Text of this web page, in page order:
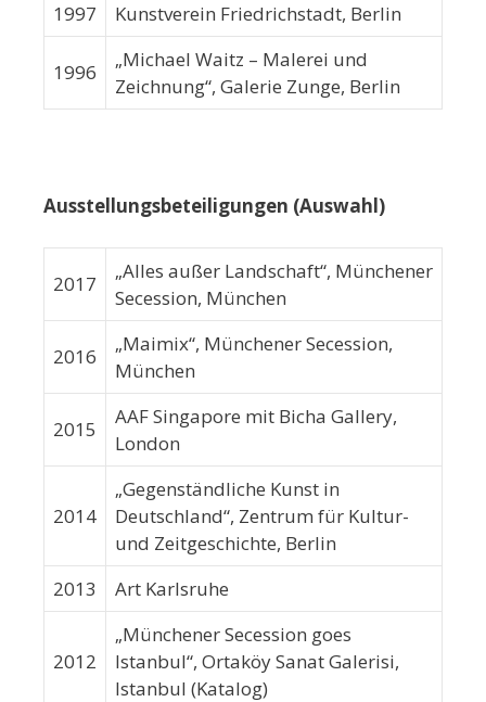
1997
Kunstverein Friedrichstadt, Berlin
1996
„Michael Waitz – Malerei und
Zeichnung“, Galerie Zunge, Berlin
Ausstellungsbeteiligungen (Auswahl)
2017
„Alles außer Landschaft“, Münchener
Secession, München
2016
„Maimix“, Münchener Secession,
München
2015
AAF Singapore mit Bicha Gallery,
London
2014
„Gegenständliche Kunst in
Deutschland“, Zentrum für Kultur-
und Zeitgeschichte, Berlin
2013
Art Karlsruhe
2012
„Münchener Secession goes
Istanbul“, Ortaköy Sanat Galerisi,
Istanbul (Katalog)